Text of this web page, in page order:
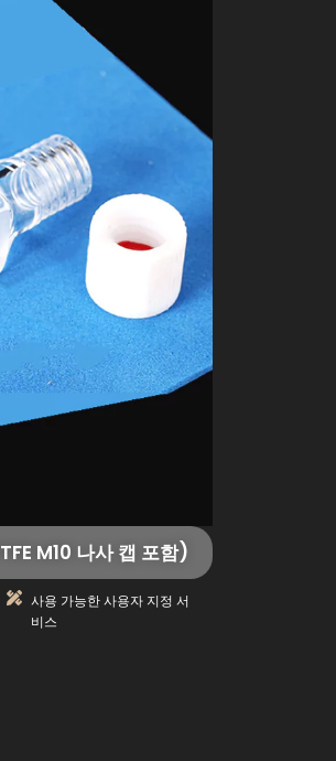
M10 나사 캡 포함)
사용 가능한 사용자 지정 서
비스